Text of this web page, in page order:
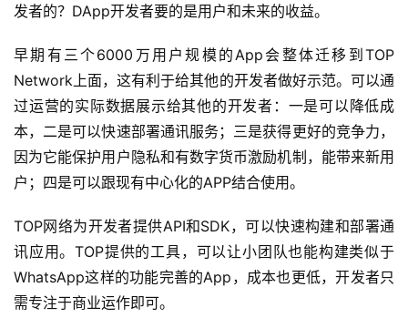
发者的？DApp开发者要的是用户和未来的收益。
早期有三个6000万用户规模的App会整体迁移到TOP
Network上面，这有利于给其他的开发者做好示范。可以通
过运营的实际数据展示给其他的开发者：一是可以降低成
本，二是可以快速部署通讯服务；三是获得更好的竞争力，
因为它能保护用户隐私和有数字货币激励机制，能带来新用
户；四是可以跟现有中心化的APP结合使用。
TOP网络为开发者提供API和SDK，可以快速构建和部署通
讯应用。TOP提供的工具，可以让小团队也能构建类似于
WhatsApp这样的功能完善的App，成本也更低，开发者只
需专注于商业运作即可。